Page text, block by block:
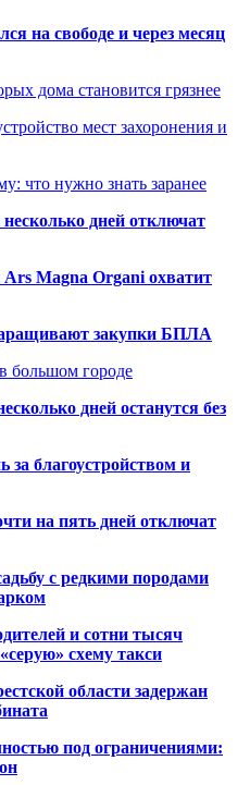
на свободе и через месяц
дома становится грязнее
мест захоронения и
что нужно знать заранее
дней отключат
Magna Organi охватит
закупки БПЛА
большом городе
дней останутся без
за благоустройством и
на пять дней отключат
с редкими породами
и сотни тысяч
схему такси
области задержан
под ограничениями: